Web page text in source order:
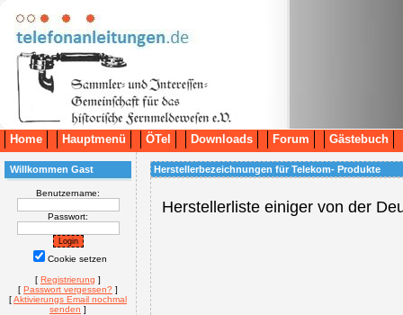
Home Hauptmenü ÖTel Downloads Forum Gästebuch
Willkommen Gast
Benutzername:
Passwort:
Cookie setzen
[ Registrierung ]
[ Passwort vergessen? ]
[Aktivierungs Email nochmal
senden ]
Herstellerbezeichnungen für Telekom- Produkte
Herstellerliste einiger von der